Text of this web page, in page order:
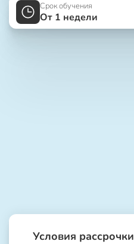
Срок обучения
От 1 недели
Условия рассрочки